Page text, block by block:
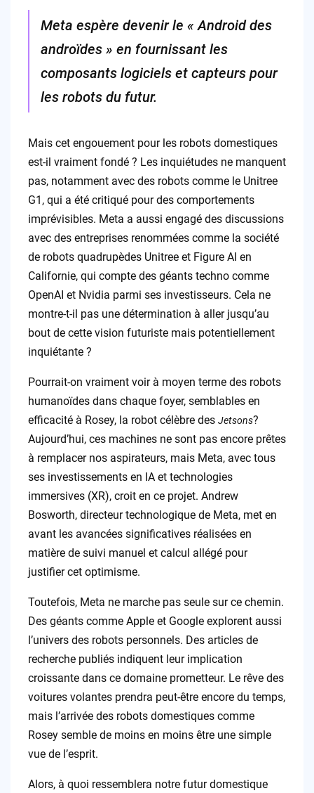
Meta espère devenir le « Android des
androïdes » en fournissant les
composants logiciels et capteurs pour
les robots du futur.
Mais cet engouement pour les robots domestiques
est-il vraiment fondé ? Les inquiétudes ne manquent
pas, notamment avec des robots comme le Unitree
G1, qui a été critiqué pour des comportements
imprévisibles. Meta a aussi engagé des discussions
avec des entreprises renommées comme la société
de robots quadrupèdes Unitree et Figure AI en
Californie, qui compte des géants techno comme
OpenAI et Nvidia parmi ses investisseurs. Cela ne
montre-t-il pas une détermination à aller jusqu’au
bout de cette vision futuriste mais potentiellement
inquiétante ?
Pourrait-on vraiment voir à moyen terme des robots
humanoïdes dans chaque foyer, semblables en
efficacité à Rosey, la robot célèbre des Jetsons?
Aujourd’hui, ces machines ne sont pas encore prêtes
à remplacer nos aspirateurs, mais Meta, avec tous
ses investissements en IA et technologies
immersives (XR), croit en ce projet. Andrew
Bosworth, directeur technologique de Meta, met en
avant les avancées significatives réalisées en
matière de suivi manuel et calcul allégé pour
justifier cet optimisme.
Toutefois, Meta ne marche pas seule sur ce chemin.
Des géants comme Apple et Google explorent aussi
l’univers des robots personnels. Des articles de
recherche publiés indiquent leur implication
croissante dans ce domaine prometteur. Le rêve des
voitures volantes prendra peut-être encore du temps,
mais l’arrivée des robots domestiques comme
Rosey semble de moins en moins être une simple
vue de l’esprit.
Alors, à quoi ressemblera notre futur domestique